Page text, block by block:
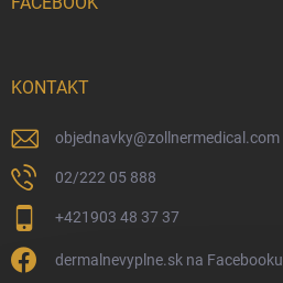
KONTAKT
objednavky@zollnermedical.com
02/222 05 888
+421903 48 37 37
dermalnevyplne.sk na Facebooku